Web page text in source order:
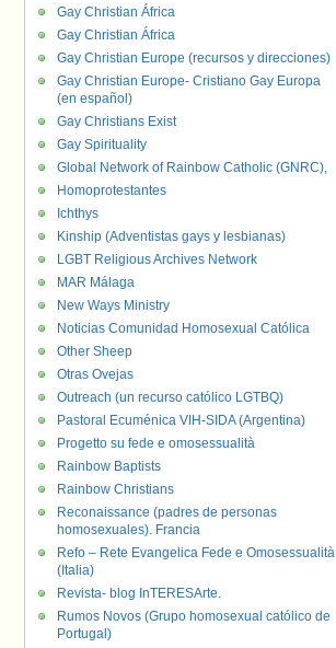
Gay Christian África
Gay Christian África
Gay Christian Europe (recursos y direcciones)
Gay Christian Europe- Cristiano Gay Europa
(en español)
Gay Christians Exist
Gay Spirituality
Global Network of Rainbow Catholic (GNRC),
Homoprotestantes
Ichthys
Kinship (Adventistas gays y lesbianas)
LGBT Religious Archives Network
MAR Málaga
New Ways Ministry
Noticias Comunidad Homosexual Católica
Other Sheep
Otras Ovejas
Outreach (un recurso católico LGTBQ)
Pastoral Ecuménica VIH-SIDA (Argentina)
Progetto su fede e omosessualità
Rainbow Baptists
Rainbow Christians
Reconaissance (padres de personas
homosexuales). Francia
Refo – Rete Evangelica Fede e Omosessualità
(Italia)
Revista- blog InTERESArte.
Rumos Novos (Grupo homosexual católico de
Portugal)